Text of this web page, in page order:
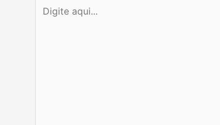
aqui...